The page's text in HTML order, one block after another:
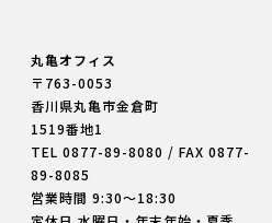
丸亀オフィス
〒763-0053
香川県丸亀市金倉町
1519番地1
TEL0877-89-8080 / FAX 0877-
89-8085
営業時間 9:30〜18:30